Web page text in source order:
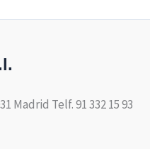
Madrid Telf. 91 332 15 93